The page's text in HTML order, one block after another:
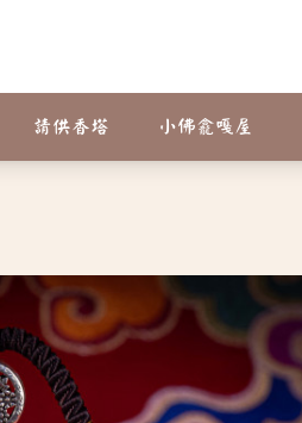
請供香塔 小佛龕嘎屋